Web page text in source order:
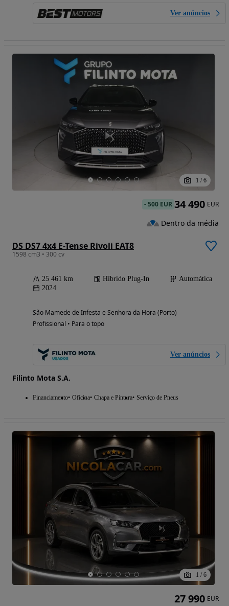
Ver anúncios
1 / 6
DS DS7 4x4 E-Tense Rivoli EAT8
1598 cm3 • 300 cv
25 461 km Híbrido Plug-In
Automática
2024
São Mamede de Infesta e Senhora da Hora (Porto)
Profissional • Para o topo
Ver anúncios
Filinto Mota S.A.
Financiamento Oficina Chapa e Pintura Serviço de Pneus
-500 EUR 34 490 EUR
Dentro da média
1 / 6
27 990 EUR